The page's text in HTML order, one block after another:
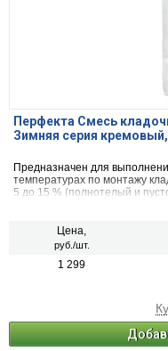
Перфекта Смесь
Зимняя серия
Предназначен для
температурах по монтажу
5 до 15 % (полнотелый и
Цена,
руб./шт.
1 299